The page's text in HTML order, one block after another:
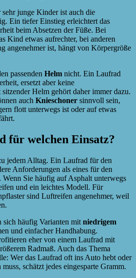
junge Kinder ist auch die
Ein tiefer Einstieg erleichtert das
beim Absetzen der Füße. Bei
Kind etwas aufrechter, bei anderen
angenehmer ist, hängt von Körpergröße
passenden Helm nicht. Ein Laufrad
ersetzt aber keine
Helm gehört daher immer dazu.
auch Knieschoner sinnvoll sein,
flott unterwegs ist oder auf etwas
für welchen Einsatz?
jedem Alltag. Ein Laufrad für den
Anforderungen als eines für den
Wenn Sie häufig auf Asphalt unterwegs
und ein leichtes Modell. Für
sind Luftreifen angenehmer, weil
sich häufig Varianten mit niedrigem
und einfacher Handhabung.
eher von einem Laufrad mit
Radmaß. Auch das Thema
Wer das Laufrad oft ins Auto hebt oder
schätzt jedes eingesparte Gramm.